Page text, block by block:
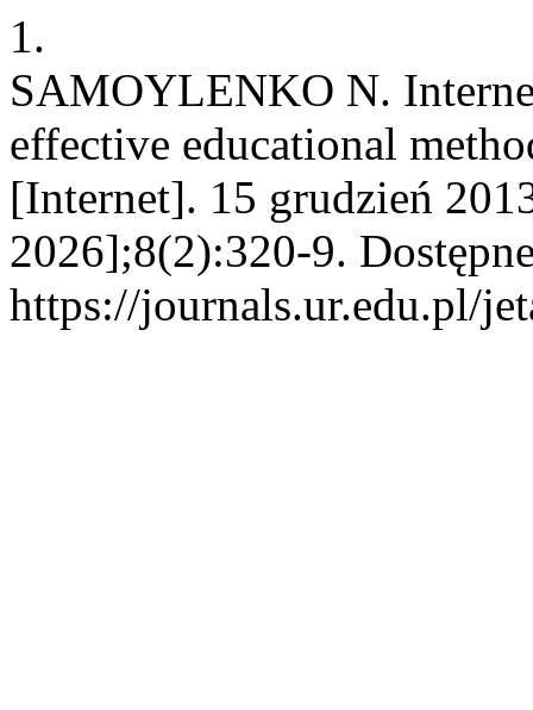
1.
SAMOYLENKO N.
effective educational
[Internet]. 15 grudzień
2026];8(2):320-9.
https://journals.ur.edu.pl/